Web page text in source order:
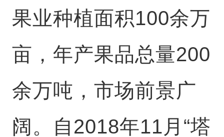
果业种植面积100余万
亩，年产果品总量200
余万吨，市场前景广
阔。自2018年11月“塔